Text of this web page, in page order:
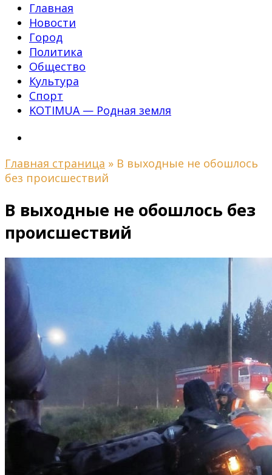
Главная
Новости
Город
Политика
Общество
Культура
Спорт
KOTIMUA — Родная земля
Главная страница » В выходные не обошлось
без происшествий
В выходные не обошлось без
происшествий